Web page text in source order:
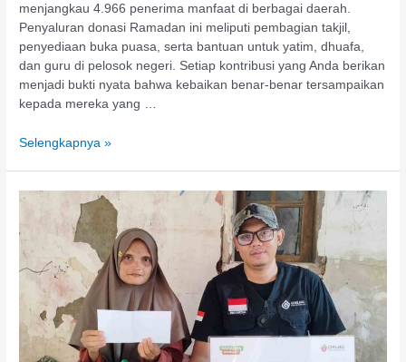
menjangkau 4.966 penerima manfaat di berbagai daerah.
Penyaluran donasi Ramadan ini meliputi pembagian takjil,
penyediaan buka puasa, serta bantuan untuk yatim, dhuafa,
dan guru di pelosok negeri. Setiap kontribusi yang Anda berikan
menjadi bukti nyata bahwa kebaikan benar-benar tersampaikan
kepada mereka yang …
Selengkapnya »
Gemilang
Salurkan
THR
untuk
Guru
Pelosok,
Apresiasi
Pengabdian